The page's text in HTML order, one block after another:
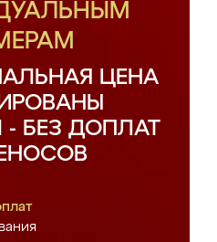
ЦЕНА
БЕЗ ДОПЛАТ